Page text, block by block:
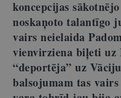
koncepcijas
noskaņoto talantīgo
vairs neielaida
vienvirziena biļeti
“deportēja” uz
balsojumam tas